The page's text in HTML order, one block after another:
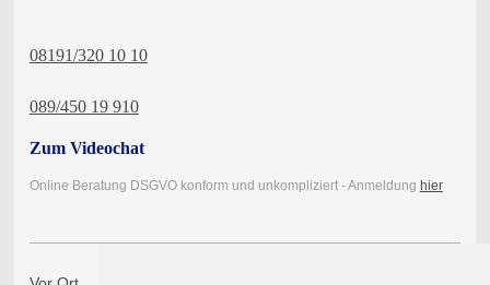
08191/320 10 10
089/450 19 910
Zum Videochat
Online Beratung DSGVO konform und unkompliziert - Anmeldung hier